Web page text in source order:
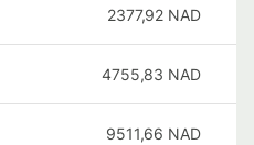
2377,92 NAD
4755,83 NAD
9511,66 NAD